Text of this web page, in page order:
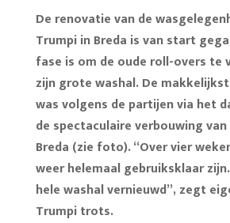
De renovatie van de
Trumpi in Breda is van start
fase is om de oude roll-overs te
zijn grote washal. De
was volgens de partijen via het
de spectaculaire verbouwing
Breda (zie foto). “Over vier
weer helemaal gebruiksklaar
hele washal vernieuwd”, zegt
Trumpi trots.